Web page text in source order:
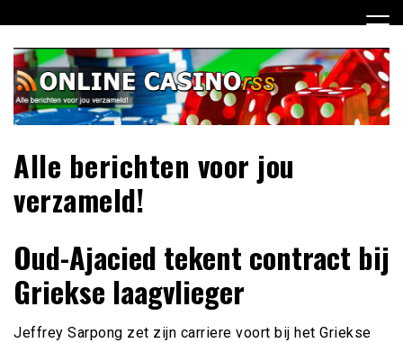
naar
inhoud
Alle berichten voor jou
verzameld!
Oud-Ajacied tekent contract bij
Griekse laagvlieger
Jeffrey Sarpong zet zijn carriere voort bij het Griekse